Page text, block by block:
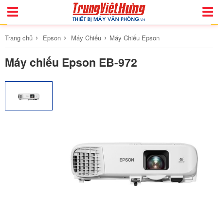
Toggle
Trang chủ › Epson › Máy Chiếu › Máy Chiếu Epson
Máy chiếu Epson EB-972